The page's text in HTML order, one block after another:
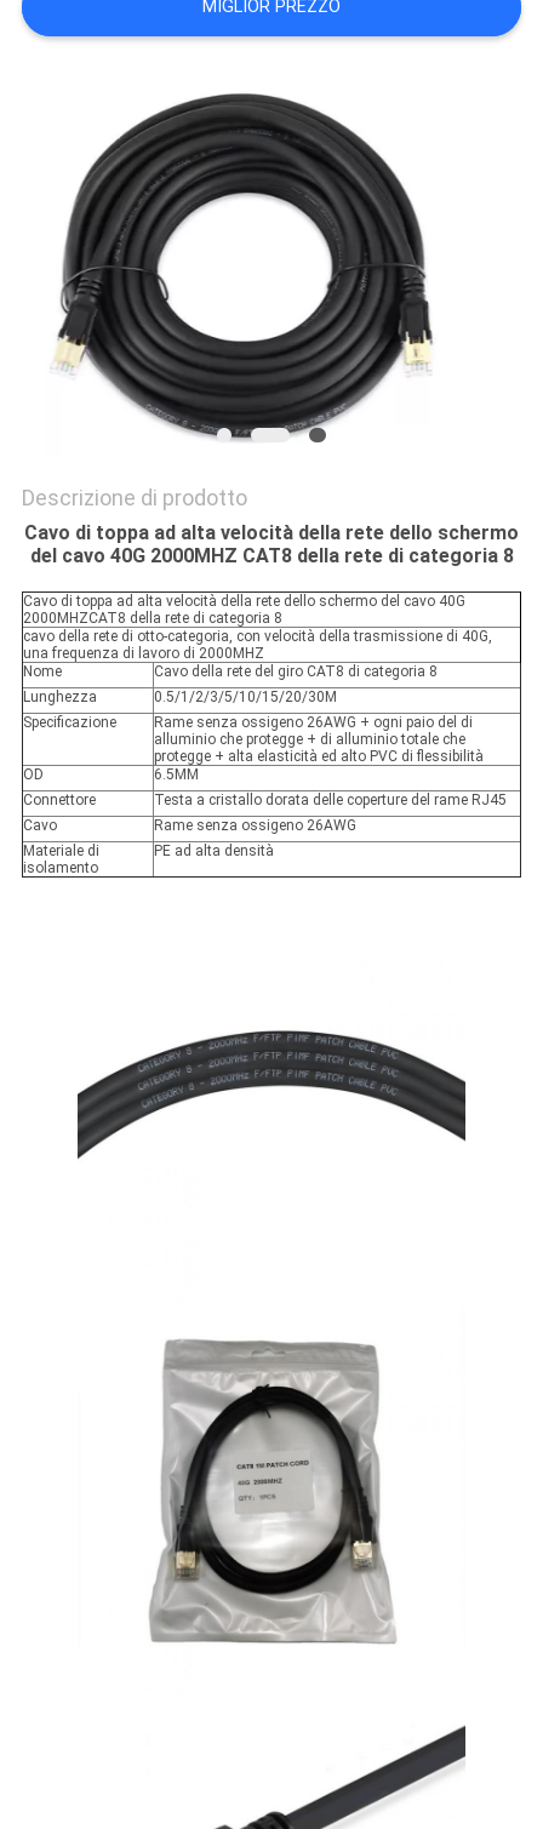
POLICY
MIGLIOR PREZZO
Descrizione di prodotto
Cavo di toppa ad alta velocità della rete dello schermo
del cavo 40G 2000MHZ CAT8 della rete di categoria 8
Cavo di toppa ad alta velocità della rete dello schermo del cavo 40G
2000MHZCAT8 della rete di categoria 8
cavo della rete di otto-categoria, con velocità della trasmissione di 40G,
una frequenza di lavoro di 2000MHZ
Nome
Cavo della rete del giro CAT8 di categoria 8
Lunghezza
0.5/1/2/3/5/10/15/20/30M
Specificazione
Rame senza ossigeno 26AWG + ogni paio del di
alluminio che protegge + di alluminio totale che
protegge + alta elasticità ed alto PVC di flessibilità
OD
6.5MM
Connettore
Testa a cristallo dorata delle coperture del rame RJ45
Cavo
Rame senza ossigeno 26AWG
Materiale di
isolamento
PE ad alta densità